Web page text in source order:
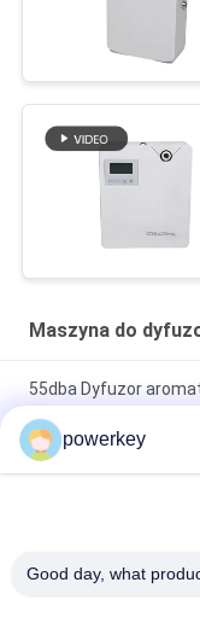
Maszyna do
55dba Dyfuzor
olejku do montażu na
Naścienny dyfuzor
24V z butelką 60ml
powerkey
Good day, what